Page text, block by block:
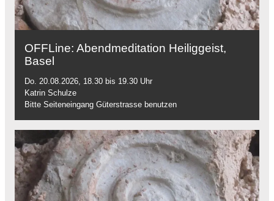
OFFLine: Abendmeditation Heiliggeist,
Basel
Do. 20.08.2026, 18.30 bis 19.30 Uhr
Katrin Schulze
Bitte Seiteneingang Güterstrasse benutzen